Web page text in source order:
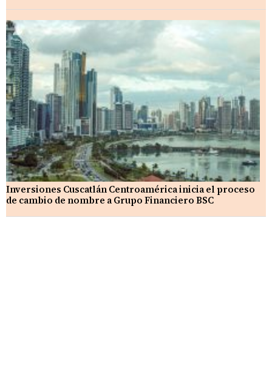
Inversiones Cuscatlán Centroamérica inicia el proceso
de cambio de nombre a Grupo Financiero BSC